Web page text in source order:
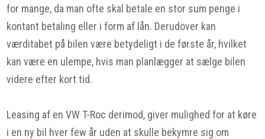
for mange, da man ofte skal betale en stor sum penge i
kontant betaling eller i form af lån. Derudover kan
værditabet på bilen være betydeligt i de første år, hvilket
kan være en ulempe, hvis man planlægger at sælge bilen
videre efter kort tid.
Leasing af en VW T-Roc derimod, giver mulighed for at køre
i en ny bil hver few år uden at skulle bekymre sig om